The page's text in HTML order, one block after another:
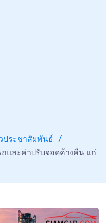
ประชาสัมพันธ์
ถและค่าปรับจอดค้างคืน แก่